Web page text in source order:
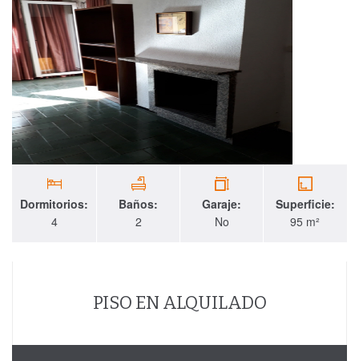
Dormitorios:
4
Baños:
2
Garaje:
No
Superficie:
95 m²
PISO EN ALQUILADO